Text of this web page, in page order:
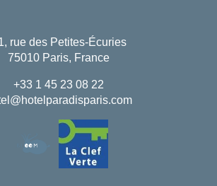
rue des Petites-Écuries
75010 Paris, France
+33 1 45 23 08 22